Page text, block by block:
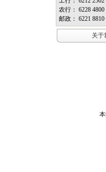
农行： 6228 4800
邮政： 6221 8810
关于